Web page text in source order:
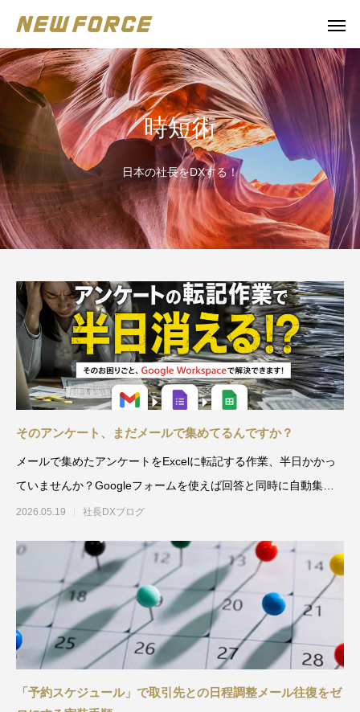
WEBコンテンツ
WEBマーケティング戦略立案
Claude
補助金の取得
時短術
日本の社長をDXする！
そのアンケート、まだメールで集めてるんですか？
メールで集めたアンケートをExcelに転記する作業、半日かかっ
ていませんか？Googleフォームを使えば回答と同時に自動集
計。転記ゼロ、ミス
2026.05.19 社長DXブログ
「予約スケジュール」で取引先との日程調整メール往復をゼ